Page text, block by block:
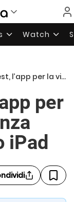
Watch
remota sul vostro iPad
per
iPad